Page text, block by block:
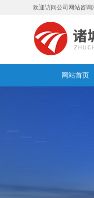
欢迎访问公司网站咨
网站首页